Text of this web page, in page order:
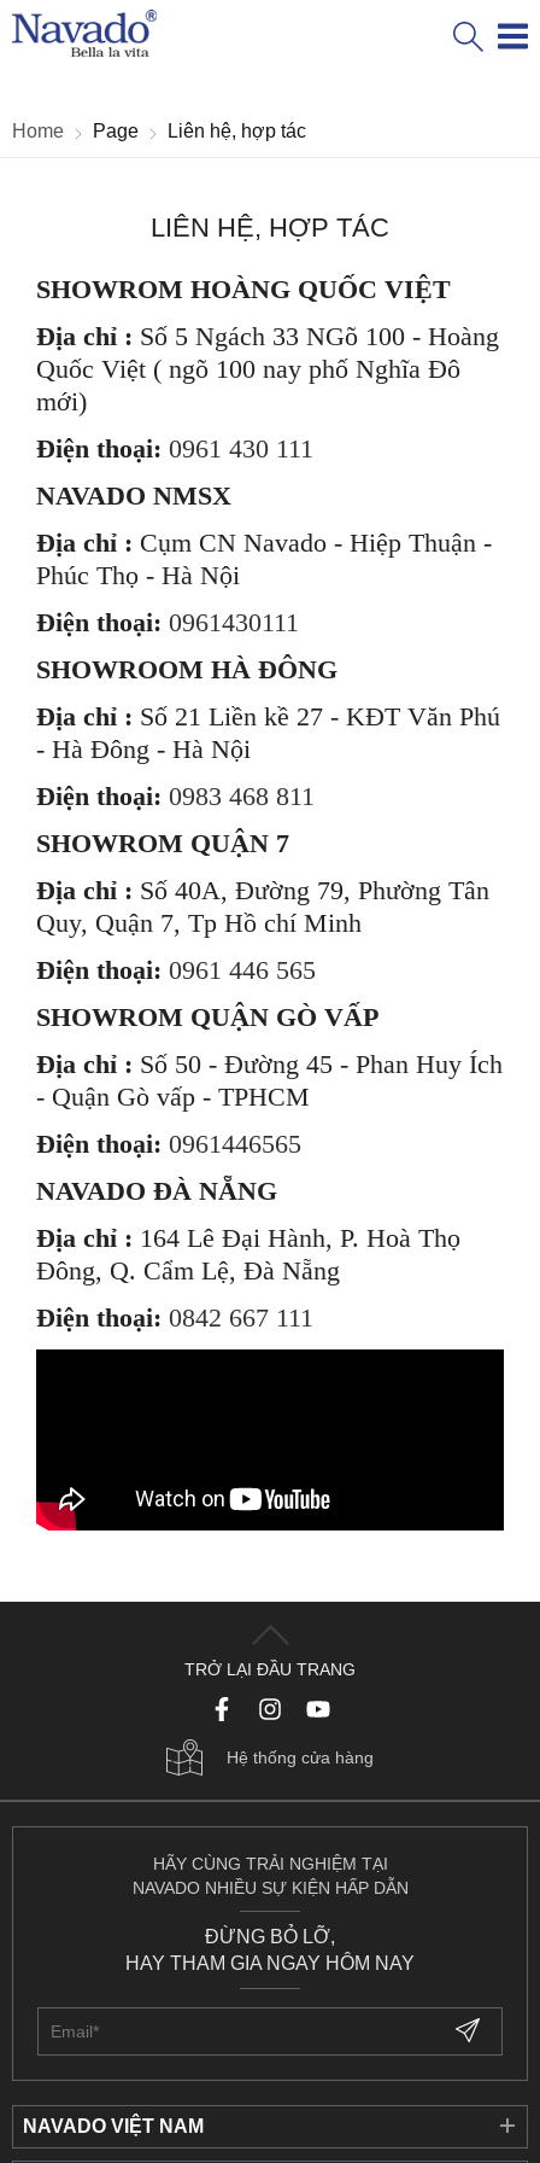
Home Page Liên hệ, hợp tác
LIÊN HỆ, HỢP TÁC
SHOWROM HOÀNG QUỐC VIỆT
Địa chỉ : Số 5 Ngách 33 NGõ 100 - Hoàng
Quốc Việt ( ngõ 100 nay phố Nghĩa Đô
mới)
Điện thoại: 0961 430 111
NAVADO NMSX
Địa chỉ : Cụm CN Navado - Hiệp Thuận -
Phúc Thọ - Hà Nội
Điện thoại: 0961430111
SHOWROOM HÀ ĐÔNG
Địa chỉ : Số 21 Liền kề 27 - KĐT Văn Phú
- Hà Đông - Hà Nội
Điện thoại: 0983 468 811
SHOWROM QUẬN 7
Địa chỉ : Số 40A, Đường 79, Phường Tân
Quy, Quận 7, Tp Hồ chí Minh
Điện thoại: 0961 446 565
SHOWROM QUẬN GÒ VẤP
Địa chỉ : Số 50 - Đường 45 - Phan Huy Ích
- Quận Gò vấp - TPHCM
Điện thoại: 0961446565
NAVADO ĐÀ NẴNG
Địa chỉ : 164 Lê Đại Hành, P. Hoà Thọ
Đông, Q. Cẩm Lệ, Đà Nẵng
Điện thoại: 0842 667 111
TRỞ LẠI ĐẦU TRANG
Hệ thống cửa hàng
NAVADO VIỆT NAM
HÃY CÙNG TRẢI NGHIỆM TẠI
NAVADO NHIỀU SỰ KIỆN HẤP DẪN
ĐỪNG BỎ LỠ,
HAY THAM GIA NGAY HÔM NAY